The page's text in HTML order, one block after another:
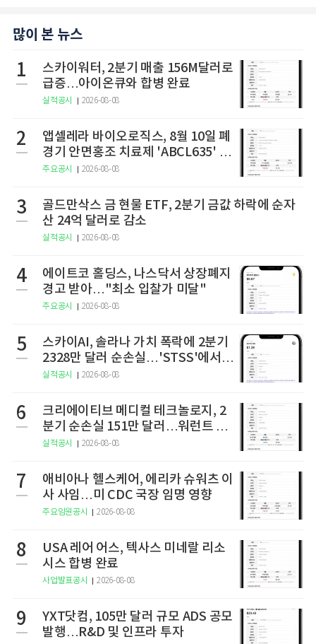
많이 본 뉴스
1
스카이워터, 2분기 매출 156M달러로
급증…아이온큐와 합병 완료
실적공시 2026-08-08
2
앱셀레라 바이오로직스, 8월 10일 폐
경기 안면홍조 치료제 'ABCL635' 임
상 2상 결과 발표
주요공시 2026-08-08
3
골드만삭스 금 현물 ETF, 2분기 금값 하락에 순자
산 24억 달러로 감소
실적공시 2026-08-08
4
에이트코 홀딩스, 나스닥서 상장폐지
경고 받아…"최소 입찰가 미달"
주요공시 2026-08-08
5
스카이AI, 솔라나 가치 폭락에 2분기
2328만 달러 순손실…'STSS'에서
사명·티커 변경 완료
실적공시 2026-08-08
6
크리에이티브 메디컬 테크놀로지, 2
분기 순손실 151만 달러…워런트 행
사로 446만 달러 조달
실적공시 2026-08-08
7
애비아나 헬스케어, 에리카 슈워츠 이
사 사임…미 CDC 국장 임명 영향
주요임원공시 2026-08-08
8
USA 레어 어스, 텍사스 미네랄 리소
시스 합병 완료
사업발표공시 2026-08-08
9
YXT닷컴, 105만 달러 규모 ADS 공모
발행…R&D 및 인프라 투자